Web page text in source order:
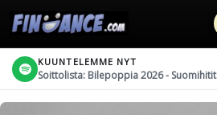
KUUNTELEMME NYT
Soittolista: Bilepoppia 2026 - Suomihitit